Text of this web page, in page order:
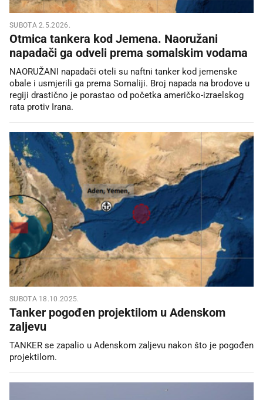
SUBOTA 2.5.2026.
Otmica tankera kod Jemena. Naoružani
napadači ga odveli prema somalskim vodama
NAORUŽANI napadači oteli su naftni tanker kod jemenske
obale i usmjerili ga prema Somaliji. Broj napada na brodove u
regiji drastično je porastao od početka američko-izraelskog
rata protiv Irana.
SUBOTA 18.10.2025.
Tanker pogođen projektilom u Adenskom
zaljevu
TANKER se zapalio u Adenskom zaljevu nakon što je pogođen
projektilom.